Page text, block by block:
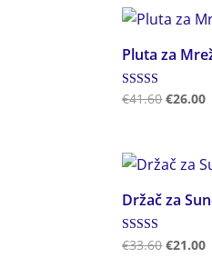
Pluta za
Ocjenjeno
€41.60 €26.00
Držač za
Ocjenjeno
€33.60 €21.00